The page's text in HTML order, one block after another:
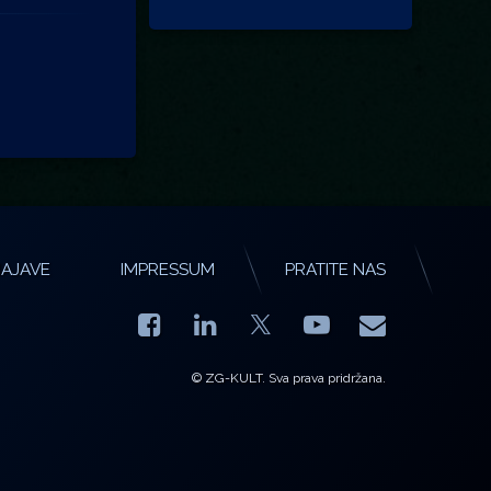
IMPRESSUM PRATITE NAS
Facebook
LinkedIn YouTube
E-mail
© ZG-KULT. Sva prava pridržana.